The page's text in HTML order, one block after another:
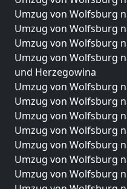
Umzug von Wolfsburg
Umzug von Wolfsburg
Umzug von Wolfsburg
Umzug von Wolfsburg
und Herzegowina
Umzug von Wolfsburg
Umzug von Wolfsburg
Umzug von Wolfsburg
Umzug von Wolfsburg
Umzug von Wolfsburg
Umzug von Wolfsburg
Umzug von Wolfsburg